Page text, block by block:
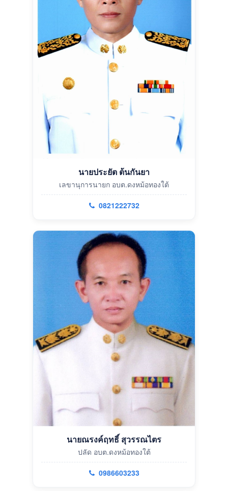
นายประยัต ต้นกันยา
เลขานุการนายก อบต.ดงหม้อทองใต้
0821222732
นายณรงค์ฤทธิ์ สุวรรณไตร
ปลัด อบต.ดงหม้อทองใต้
0986603233